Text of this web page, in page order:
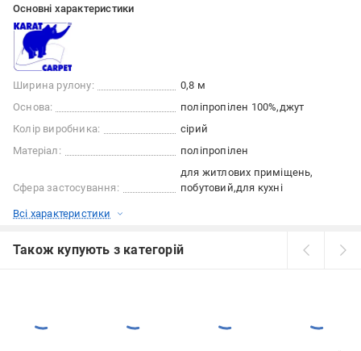
Основні характеристики
Ширина рулону:
0,8 м
Основа:
поліпропілен 100% джут
Колір виробника:
сірий
Матеріал:
поліпропілен
Сфера застосування:
для житлових приміщень
побутовий для кухні
Всі характеристики
Також купують з категорій